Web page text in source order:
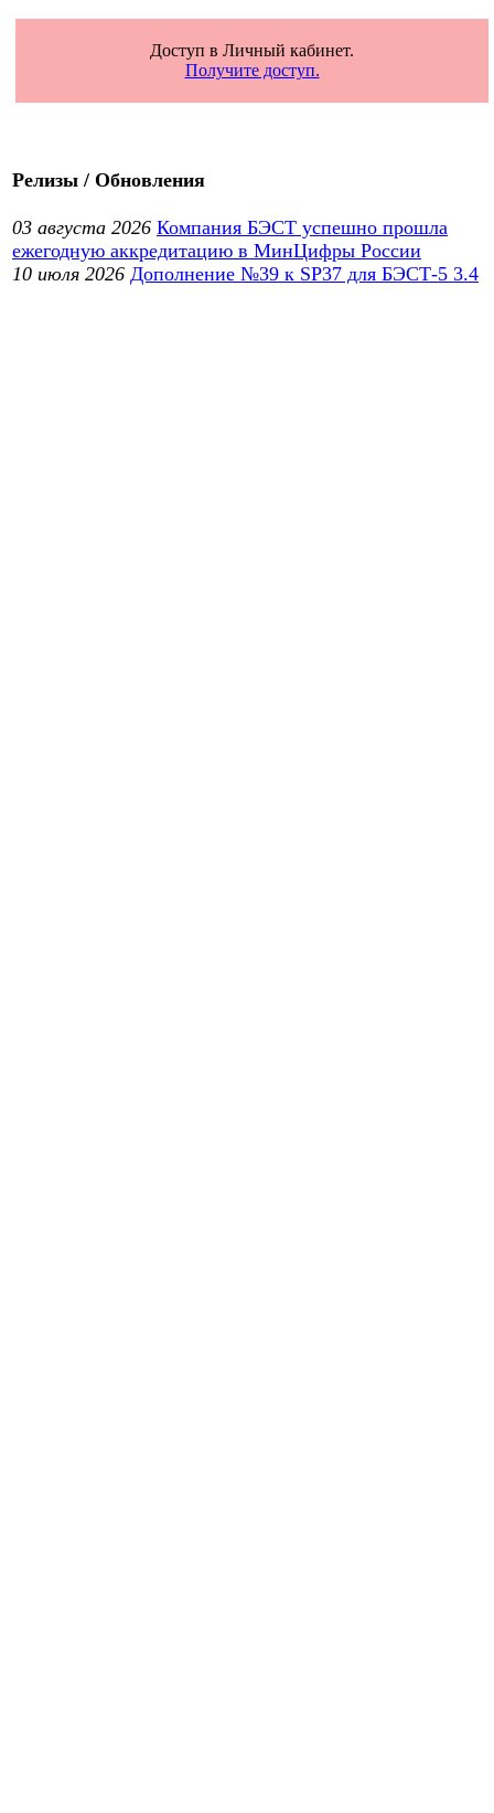
Доступ в Личный кабинет.
Получите доступ.
Релизы / Обновления
03 августа 2026 Компания БЭСТ успешно прошла
ежегодную аккредитацию в МинЦифры России
10 июля 2026 Дополнение №39 к SP37 для БЭСТ-5 3.4